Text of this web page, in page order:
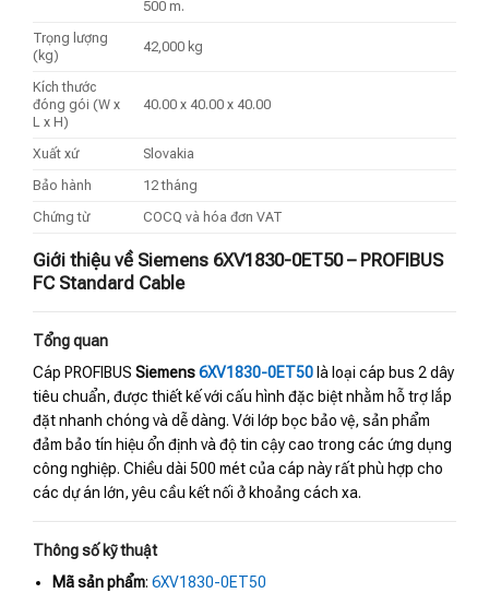
500 m.
Trọng lượng
(kg)
42,000 kg
Kích thước
đóng gói (W x
L x H)
40.00 x 40.00 x 40.00
Xuất xứ
Slovakia
Bảo hành
12 tháng
Chứng từ
COCQ và hóa đơn VAT
Giới thiệu về Siemens 6XV1830-0ET50 – PROFIBUS
FC Standard Cable
Tổng quan
Cáp PROFIBUS Siemens6XV1830-0ET50 là loại cáp bus 2 dây
tiêu chuẩn, được thiết kế với cấu hình đặc biệt nhằm hỗ trợ lắp
đặt nhanh chóng và dễ dàng. Với lớp bọc bảo vệ, sản phẩm
đảm bảo tín hiệu ổn định và độ tin cậy cao trong các ứng dụng
công nghiệp. Chiều dài 500 mét của cáp này rất phù hợp cho
các dự án lớn, yêu cầu kết nối ở khoảng cách xa.
Thông số kỹ thuật
Mã sản phẩm:6XV1830-0ET50